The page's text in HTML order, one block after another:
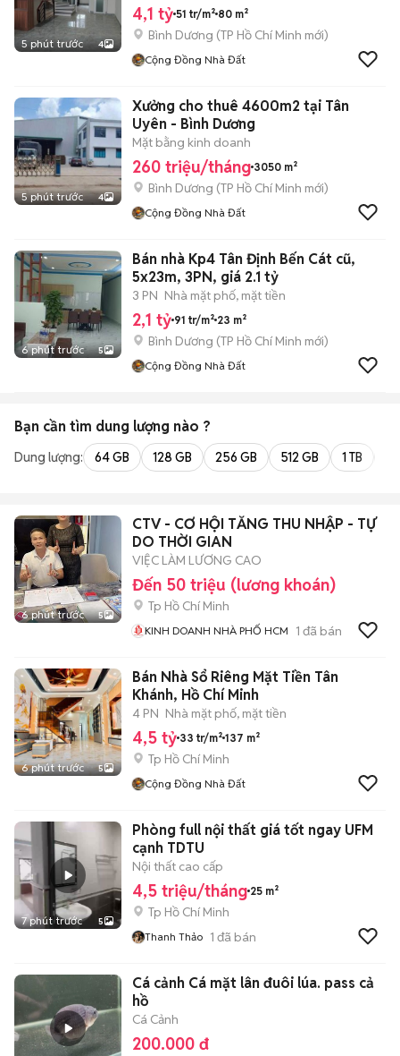
5 phút trước 4
4,1 tỷ 51 tr/m² 80 m²
Bình Dương (TP Hồ Chí Minh mới)
Cộng Đồng Nhà Đất
5 phút trước 4
Xưởng cho thuê 4600m2 tại Tân
Uyên - Bình Dương
Mặt bằng kinh doanh
260 triệu/tháng 3050 m²
Bình Dương (TP Hồ Chí Minh mới)
Cộng Đồng Nhà Đất
6 phút trước 5
Bán nhà Kp4 Tân Định Bến Cát cũ,
5x23m, 3PN, giá 2.1 tỷ
3 PN Nhà mặt phố, mặt tiền
2,1 tỷ 91 tr/m² 23 m²
Bình Dương (TP Hồ Chí Minh mới)
Cộng Đồng Nhà Đất
Bạn cần tìm dung lượng nào ?
Dung lượng: 64 GB 128 GB 256 GB 512 GB 1 TB
6 phút trước 5
CTV - CƠ HỘI TĂNG THU NHẬP - TỰ
DO THỜI GIAN
VIỆC LÀM LƯƠNG CAO
Đến 50 triệu (lương khoán)
Tp Hồ Chí Minh
KINH DOANH NHÀ PHỐ HCM 1 đã bán
6 phút trước 5
Bán Nhà Sổ Riêng Mặt Tiền Tân
Khánh, Hồ Chí Minh
4 PN Nhà mặt phố, mặt tiền
4,5 tỷ 33 tr/m² 137 m²
Tp Hồ Chí Minh
Cộng Đồng Nhà Đất
7 phút trước 5
Phòng full nội thất giá tốt ngay UFM
cạnh TDTU
Nội thất cao cấp
4,5 triệu/tháng 25 m²
Tp Hồ Chí Minh
Thanh Thảo 1 đã bán
Cá cảnh Cá mặt lân đuôi lúa. pass cả
hồ
Cá Cảnh
200.000 đ